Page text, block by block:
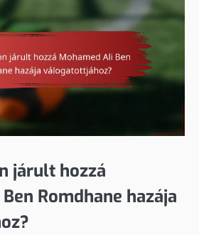
járult hozzá
Romdhane hazája